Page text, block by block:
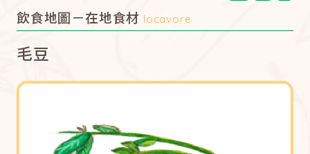
飲食地圖－在地食材 locavore
毛豆